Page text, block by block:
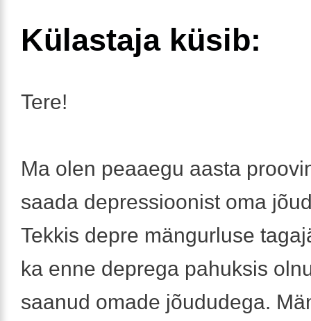
Külastaja küsib:
Tere!
Ma olen peaaegu aasta
saada depressioonist oma
Tekkis depre mängurluse
ka enne deprega pahuksis
saanud omade jõududega.